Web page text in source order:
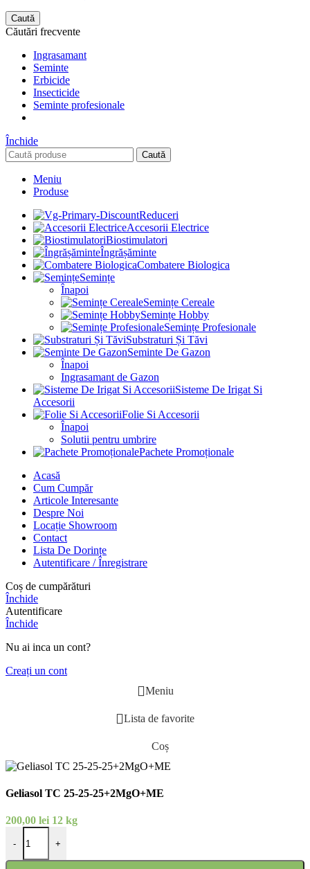
Caută
Căutări frecvente
Ingrasamant
Seminte
Erbicide
Insecticide
Seminte profesionale
Închide
Caută
Meniu
Produse
Reduceri
Accesorii Electrice
Biostimulatori
Îngrășăminte
Combatere Biologica
Semințe
Înapoi
Semințe Cereale
Semințe Hobby
Semințe Profesionale
Substraturi Și Tăvi
Seminte De Gazon
Înapoi
Ingrasamant de Gazon
Sisteme De Irigat Si
Accesorii
Folie Si Accesorii
Înapoi
Solutii pentru umbrire
Pachete Promoționale
Acasă
Cum Cumpăr
Articole Interesante
Despre Noi
Locație Showroom
Contact
Lista De Dorințe
Autentificare / Înregistrare
Coș de cumpărături
Închide
Autentificare
Închide
Nu ai inca un cont?
Creați un cont
Meniu
Lista de favorite
Coș
Geliasol TC 25-25-25+2MgO+ME
200,00 lei 12 kg
-
Cantitate Geliasol TC 25-25-25+2MgO+ME
+